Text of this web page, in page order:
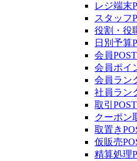
レジ端末
スタッフ
役割・役
日別予算
会員POST
会員ポイ
会員ラン
社員ラン
取引 POST
クーポン
取置き
仮販売
精算処理